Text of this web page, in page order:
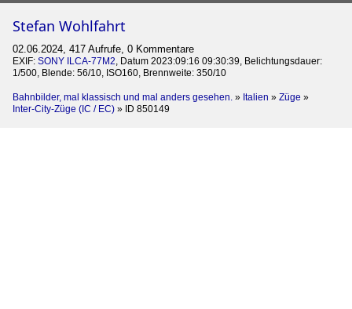
Stefan Wohlfahrt
02.06.2024, 417 Aufrufe, 0 Kommentare
EXIF: SONY ILCA-77M2, Datum 2023:09:16 09:30:39, Belichtungsdauer:
1/500, Blende: 56/10, ISO160, Brennweite: 350/10
Bahnbilder, mal klassisch und mal anders gesehen. » Italien » Züge »
Inter-City-Züge (IC / EC) » ID 850149